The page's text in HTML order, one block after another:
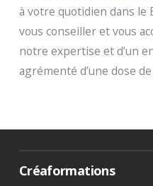
à votre quotidien dans le
vous conseiller et vous
notre expertise et d’un
agrémenté d’une dose
Créaformations